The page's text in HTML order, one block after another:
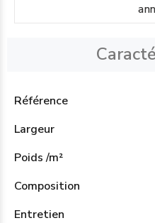
Référence
Largeur
Poids /m²
Composition
Entretien